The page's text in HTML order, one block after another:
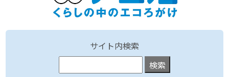
サイト内検索